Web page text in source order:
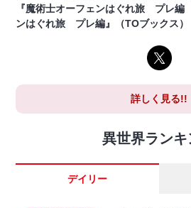
『魔術士オーフェンはぐれ旅 プレ
ンはぐれ旅 プレ編』（TOブックス）
詳しく見る!!
異世界ランキ
デイリー